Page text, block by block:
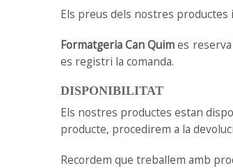
Els preus dels nostres productes
Formatgeria Can Quimes
es registri la comanda.
DISPONIBILITAT
Els nostres productes estan
producte, procedirem a la
Recordem que treballem amb